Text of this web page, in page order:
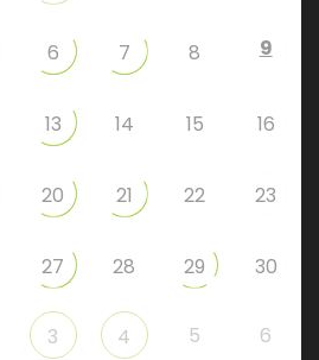
6 7 8 9
13 14 15 16
20 21 22 23
27 28 29 30
3 4 5 6